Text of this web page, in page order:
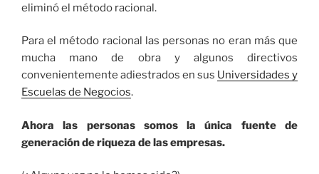
eliminó el método racional.
Para el método racional las personas no eran más que
mucha mano de obra y algunos directivos
convenientemente adiestrados en sus Universidades y
Escuelas de Negocios.
Ahora las personas somos la única fuente de
generación de riqueza de las empresas.